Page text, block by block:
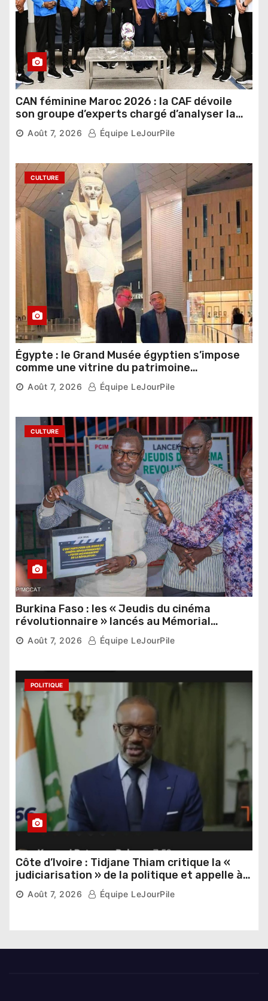
CAN féminine Maroc 2026 : la CAF dévoile
son groupe d’experts chargé d’analyser la
compétition
Août 7, 2026 Équipe LeJourPile
CULTURE
Égypte : le Grand Musée égyptien s’impose
comme une vitrine du patrimoine
pharaonique auprès des dirigeants
étrangers
Août 7, 2026 Équipe LeJourPile
CULTURE
Burkina Faso : les « Jeudis du cinéma
révolutionnaire » lancés au Mémorial
Thomas Sankara
Août 7, 2026 Équipe LeJourPile
POLITIQUE
Côte d’Ivoire : Tidjane Thiam critique la «
judiciarisation » de la politique et appelle à
poursuivre l’apaisement
Août 7, 2026 Équipe LeJourPile